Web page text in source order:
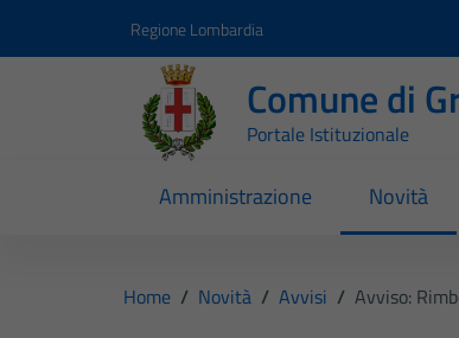
Regione Lombardia
Comune di
Portale Istituzionale
Amministrazione Novità
Home / Novità / Avvisi / Avviso: